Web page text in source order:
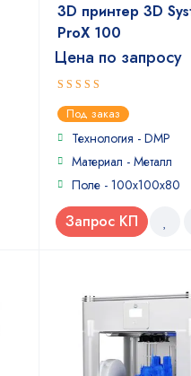
3D принтер 3D
ProX 100
Цена по запросу
5out of 5
Под заказ
Технология - DMP
Материал - Металл
Поле - 100x100x80
Запрос КП